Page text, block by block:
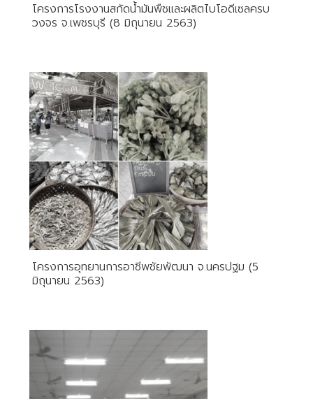
โครงการโรงงานสกัดน้ำมันพืชและผลิตไบโอดีเซลครบ
วงจร​ จ.เพชรบุรี (8 มิถุนายน 2563)
โครงการอุทยานการอาชีพชัยพัฒนา จ.นครปฐม (5
มิถุนายน 2563)